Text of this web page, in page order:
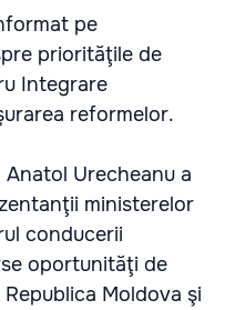
pe
priorităţile de
Integrare
reformelor.
Urecheanu a
ministerelor
conducerii
oportunităţi de
Moldova şi